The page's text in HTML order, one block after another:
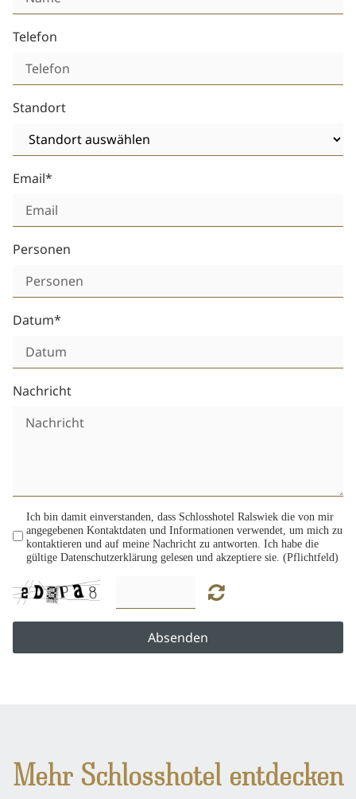
Telefon
Standort
Email*
Personen
Datum*
Nachricht
Ich bin damit einverstanden, dass Schlosshotel Ralswiek die von mir
angegebenen Kontaktdaten und Informationen verwendet, um mich zu
kontaktieren und auf meine Nachricht zu antworten. Ich habe die
gültige Datenschutzerklärung gelesen und akzeptiere sie. (Pflichtfeld)
Absenden
Mehr Schlosshotel entdecken